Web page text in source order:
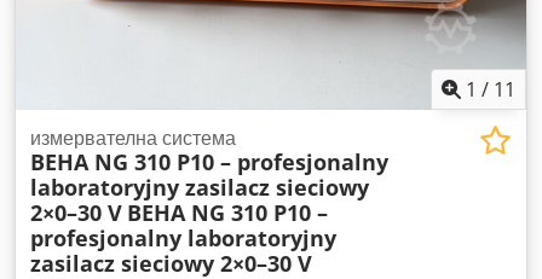
1 / 11
измервателна система
BEHA NG 310 P10 – profesjonalny
laboratoryjny zasilacz sieciowy
2×0–30 V BEHA NG 310 P10 –
profesjonalny laboratoryjny
zasilacz sieciowy 2×0–30 V